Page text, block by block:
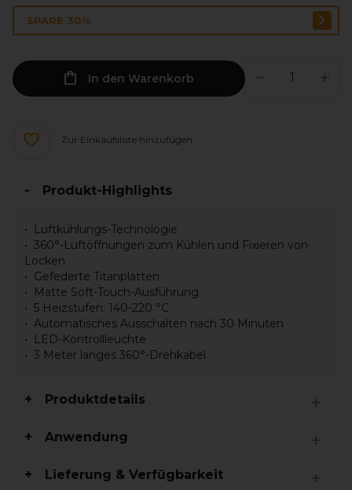
SPARE 30%
In den Warenkorb
Zur Einkaufsliste hinzufügen
Produkt-Highlights
Luftkühlungs-Technologie
360°-Luftöffnungen zum Kühlen und Fixieren von
Locken
Gefederte Titanplatten
Matte Soft-Touch-Ausführung
5 Heizstufen: 140-220 °C
Automatisches Ausschalten nach 30 Minuten
LED-Kontrollleuchte
3 Meter langes 360°-Drehkabel
Produktdetails
Anwendung
Lieferung & Verfügbarkeit